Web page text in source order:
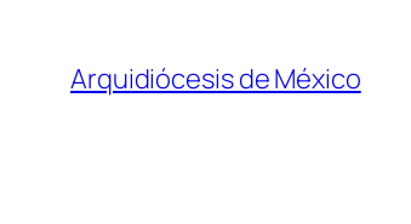
contenido
Arquidiócesis de México